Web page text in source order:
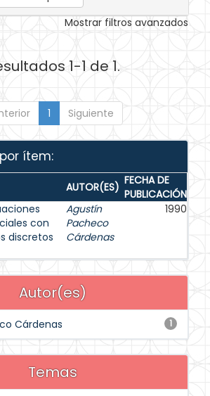
Mostrar filtros avanzados
1-1 de 1.
1 Siguiente
ítem:
AUTOR(ES) FECHA DE
PUBLICACIÓN
con
discretos
Agustín
Pacheco
Cárdenas
1990
Autor(es)
1
Cárdenas
Temas